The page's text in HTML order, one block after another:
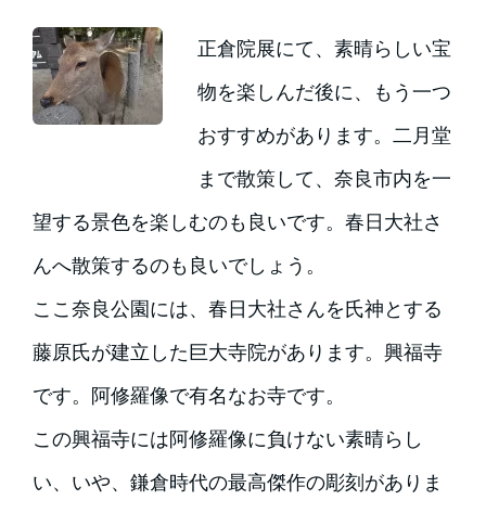
正倉院展にて、素晴らしい宝
物を楽しんだ後に、もう一つ
おすすめがあります。二月堂
まで散策して、奈良市内を一
望する景色を楽しむのも良いです。春日大社さ
んへ散策するのも良いでしょう。
ここ奈良公園には、春日大社さんを氏神とする
藤原氏が建立した巨大寺院があります。興福寺
です。阿修羅像で有名なお寺です。
この興福寺には阿修羅像に負けない素晴らし
い、いや、鎌倉時代の最高傑作の彫刻がありま